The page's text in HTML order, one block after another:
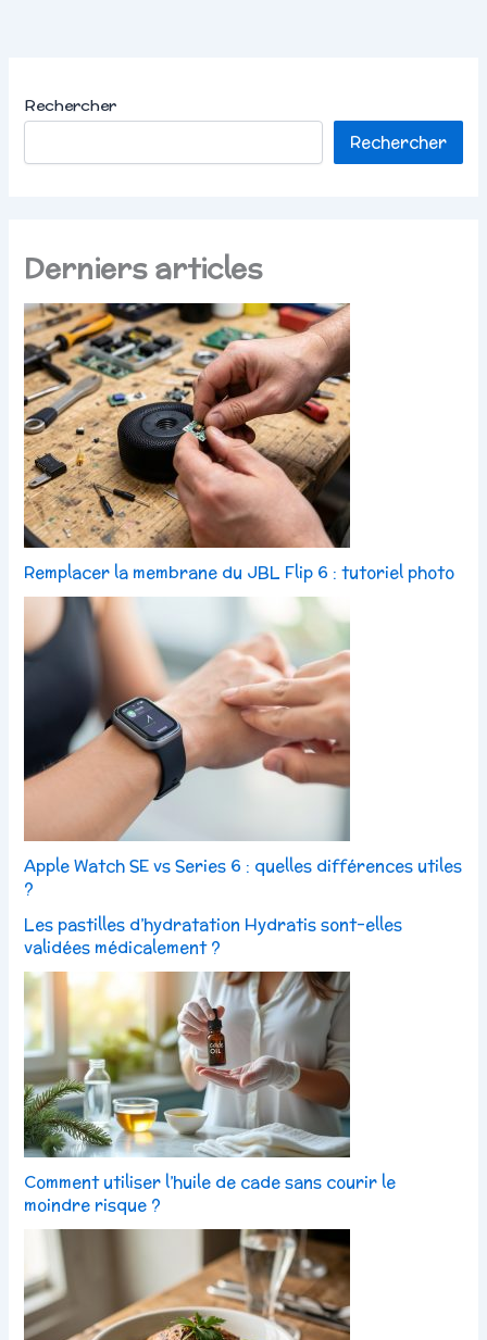
Rechercher
Rechercher
Derniers articles
Remplacer la membrane du JBL Flip 6 : tutoriel photo
Apple Watch SE vs Series 6 : quelles différences utiles
?
Les pastilles d’hydratation Hydratis sont-elles
validées médicalement ?
Comment utiliser l’huile de cade sans courir le
moindre risque ?